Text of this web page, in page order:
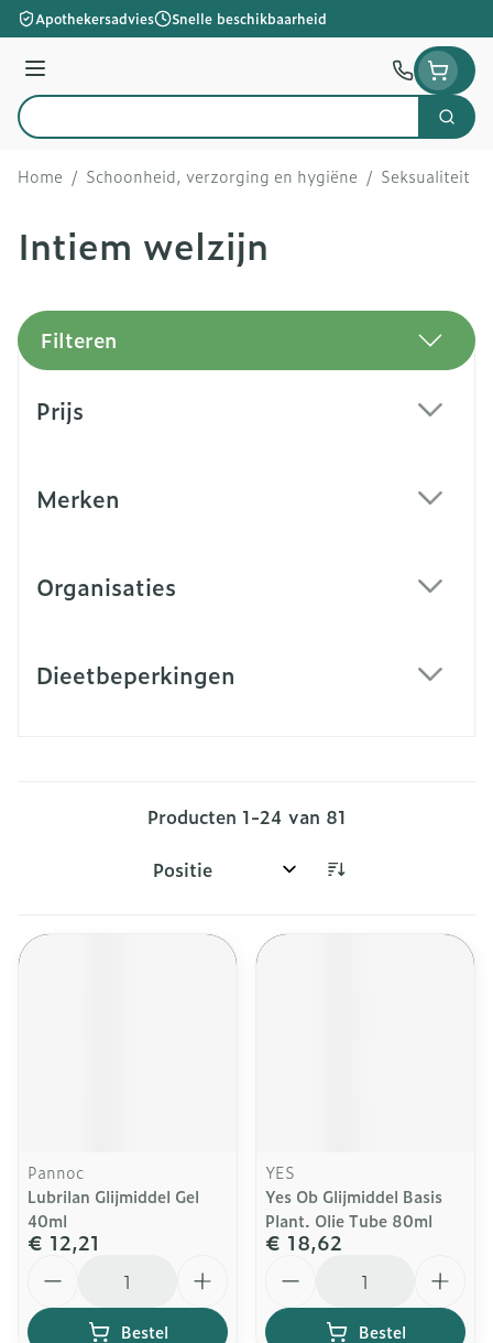
Ga naar de inhoud
Apothekersadvies Snelle beschikbaarheid
Menu
Product, merk, categorie...
Zoek
Home / Schoonheid, verzorging en hygiëne / Seksualiteit
Intiem welzijn
Filteren
Prijs
Merken
Organisaties
Dieetbeperkingen
Producten 1-24 van 81
Sorteer op:
Pannoc
Lubrilan Glijmiddel Gel
40ml
€ 12,21
Bestel
YES
Yes Ob Glijmiddel Basis
Plant. Olie Tube 80ml
€ 18,62
Bestel